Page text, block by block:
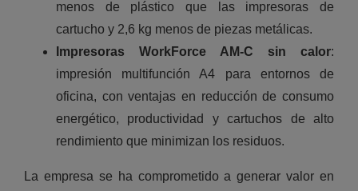
menos de plástico que las impresoras de
cartucho y 2,6 kg menos de piezas metálicas.
Impresoras WorkForce AM-C sin calor:
impresión multifunción A4 para entornos de
oficina, con ventajas en reducción de consumo
energético, productividad y cartuchos de alto
rendimiento que minimizan los residuos.
La empresa se ha comprometido a generar valor en